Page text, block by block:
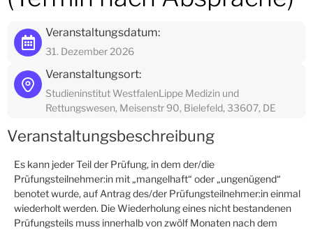
Veranstaltungsdatum:
31. Dezember 2026
Veranstaltungsort:
Studieninstitut WestfalenLippe Medizin und
Rettungswesen, Meisenstr 90, Bielefeld, 33607, DE
Veranstaltungsbeschreibung
Es kann jeder Teil der Prüfung, in dem der/die
Prüfungsteilnehmer:in mit „mangelhaft“ oder „ungenügend“
benotet wurde, auf Antrag des/der Prüfungsteilnehmer:in einmal
wiederholt werden. Die Wiederholung eines nicht bestandenen
Prüfungsteils muss innerhalb von zwölf Monaten nach dem